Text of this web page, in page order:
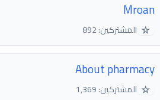
Mroan
☆ المشتركين: 892
About pharmacy
☆ المشتركين: 1,369